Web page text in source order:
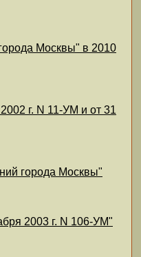
Москвы" в 2010
г. N 11-УМ и от 31
города Москвы"
2003 г. N 106-УМ"